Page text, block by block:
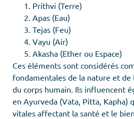
Prithvi (Terre)
Apas (Eau)
Tejas (Feu)
Vayu (Air)
Akasha (Ether ou Espace)
Ces éléments sont considérés
fondamentales de la nature et de
du corps humain. Ils influencent
en Ayurveda (Vata, Pitta, Kapha)
vitales affectant la santé et le